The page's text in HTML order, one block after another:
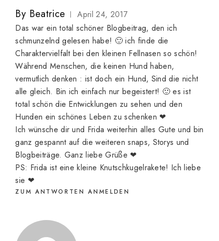
By Beatrice
April 24, 2017
Das war ein total schöner Blogbeitrag, den ich
schmunzelnd gelesen habe! 🙂 ich finde die
Charaktervielfalt bei den kleinen Fellnasen so schön!
Während Menschen, die keinen Hund haben,
vermutlich denken : ist doch ein Hund, Sind die nicht
alle gleich. Bin ich einfach nur begeistert! 🙂 es ist
total schön die Entwicklungen zu sehen und den
Hunden ein schönes Leben zu schenken ❤
Ich wünsche dir und Frida weiterhin alles Gute und bin
ganz gespannt auf die weiteren snaps, Storys und
Blogbeiträge. Ganz liebe Grüße ❤
PS: Frida ist eine kleine Knutschkugelrakete! Ich liebe
sie ❤
ZUM ANTWORTEN ANMELDEN